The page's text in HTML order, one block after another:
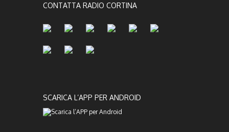
CONTATTA RADIO CORTINA
SCARICA L’APP PER ANDROID